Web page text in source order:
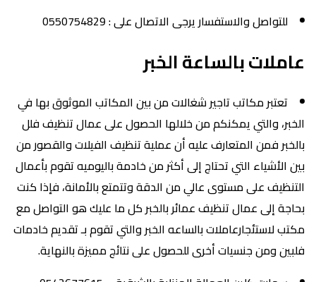
للتواصل والاستفسار يرجى الاتصال على : 0550754829
عاملات بالساعة الخبر
تعتبر مكاتب تاجير شغالات من بين المكاتب الموثوق بها في
الخبر، والتي يمكنكم من خلالها الحصول على عمال تنظيف فلل
بالخبر فمن المتعارف عليه أن عملية تنظيف الفيلات والقصور من
بين الأشياء التي تحتاج إلى أكثر من خادمة باليوميه تقوم بأعمال
التنظيف على مستوى عالي من الدقة وتتمتع بالأمانة، فإذا كنت
بحاجة إلى عمال تنظيف عمائر بالخبر كل ما عليك هو التواصل مع
مكتب لاستئجارعاملات بالساعه الخبر والتي تقوم بـ تقديم خادمات
فلبين ومن جنسيات أخرى للحصول على نتائج مميزة بالنهاية.